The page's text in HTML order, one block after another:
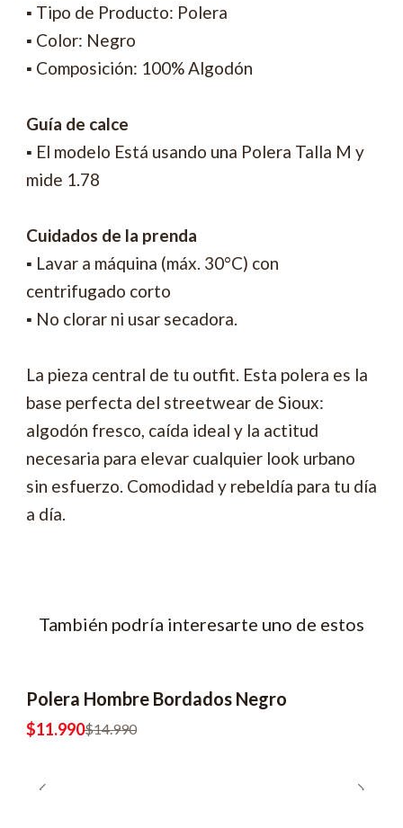
▪ Tipo de Producto: Polera
▪ Color: Negro
▪ Composición: 100% Algodón
Guía de calce
▪ El modelo Está usando una Polera Talla M y
mide 1.78
Cuidados de la prenda
▪ Lavar a máquina (máx. 30°C) con
centrifugado corto
▪ No clorar ni usar secadora.
La pieza central de tu outfit. Esta polera es la
base perfecta del streetwear de Sioux:
algodón fresco, caída ideal y la actitud
necesaria para elevar cualquier look urbano
sin esfuerzo. Comodidad y rebeldía para tu día
a día.
También podría interesarte uno de estos
Polera Hombre Bordados Negro
$11.990$14.990